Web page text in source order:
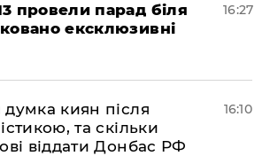
провели парад біля
ексклюзивні
16:27
думка киян після
та скільки
віддати Донбас РФ
16:10